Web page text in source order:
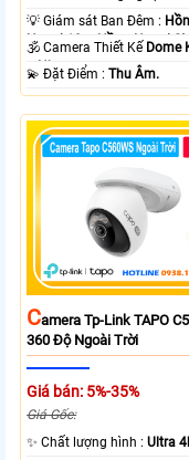
💡 Giám sát Ban Đêm :
Ngoại 10m Hồng Ngoại
🕉️ Camera Thiết Kế Dome
+ Nhựa.
️💫 Đặt Điểm :Thu Âm.
CAmera Tp-Link TAPO
360 Độ Ngoài Trời
Giá bán: 5%-35%
Giá Gốc:
✨ Chất lượng hình :Ultra